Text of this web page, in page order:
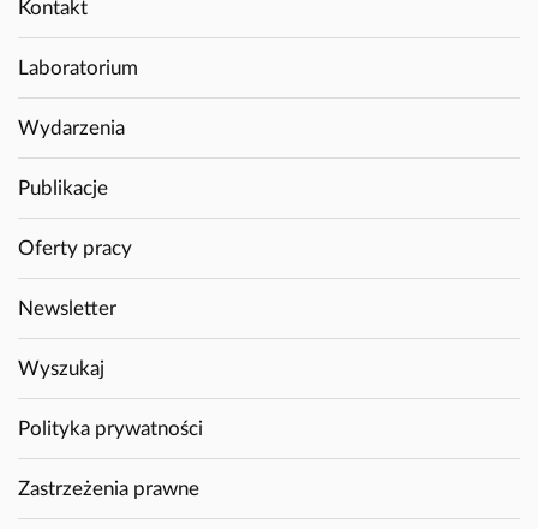
Kontakt
Laboratorium
Wydarzenia
Publikacje
Oferty pracy
Newsletter
Wyszukaj
Polityka prywatności
Zastrzeżenia prawne